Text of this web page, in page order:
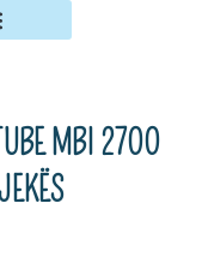
MBI 2700